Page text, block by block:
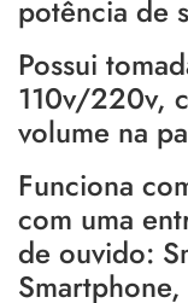
potência de
Possui
110v/220v,
volume na
Funciona
com uma
de ouvido:
Smartphone,